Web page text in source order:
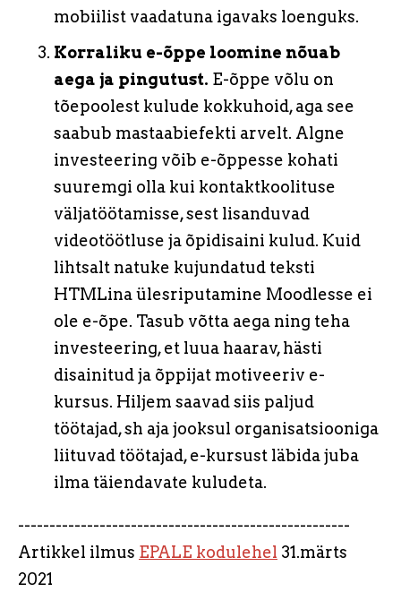
mobiilist vaadatuna igavaks loenguks.
Korraliku e-õppe loomine nõuab
aega ja pingutust. E-õppe võlu on
tõepoolest kulude kokkuhoid, aga see
saabub mastaabiefekti arvelt. Algne
investeering võib e-õppesse kohati
suuremgi olla kui kontaktkoolituse
väljatöötamisse, sest lisanduvad
videotöötluse ja õpidisaini kulud. Kuid
lihtsalt natuke kujundatud teksti
HTMLina ülesriputamine Moodlesse ei
ole e-õpe. Tasub võtta aega ning teha
investeering, et luua haarav, hästi
disainitud ja õppijat motiveeriv e-
kursus. Hiljem saavad siis paljud
töötajad, sh aja jooksul organisatsiooniga
liituvad töötajad, e-kursust läbida juba
ilma täiendavate kuludeta.
-----------------------------------------------------
Artikkel ilmus EPALE kodulehel 31.märts
2021